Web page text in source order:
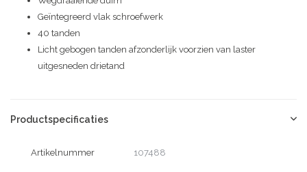
Geïntegreerd vlak schroefwerk
40 tanden
Licht gebogen tanden afzonderlijk voorzien van laster
uitgesneden drietand
Productspecificaties
Artikelnummer 107488